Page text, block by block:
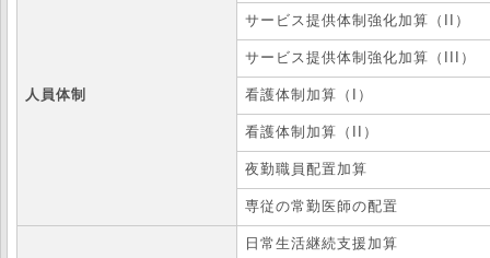
人員体制
サービス提供体制強化加算（II）
サービス提供体制強化加算（III）
看護体制加算（I）
看護体制加算（II）
夜勤職員配置加算
専従の常勤医師の配置
日常生活継続支援加算